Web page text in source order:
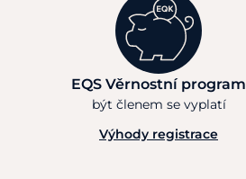
EQS Věrnostní program
být členem se vyplatí
Výhody registrace